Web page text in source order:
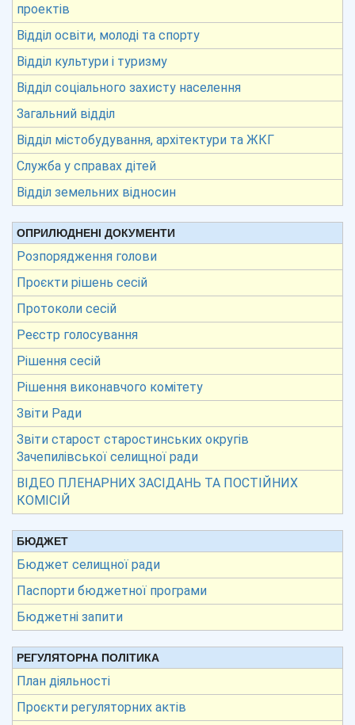
проектів
Відділ освіти, молоді та спорту
Відділ культури і туризму
Відділ соціального захисту населення
Загальний відділ
Відділ містобудування, архітектури та ЖКГ
Служба у справах дітей
Відділ земельних відносин
ОПРИЛЮДНЕНІ ДОКУМЕНТИ
Розпорядження голови
Проєкти рішень сесій
Протоколи сесій
Реєстр голосування
Рішення сесій
Рішення виконавчого комітету
Звіти Ради
Звіти старост старостинських округів
Зачепилівської селищної ради
ВІДЕО ПЛЕНАРНИХ ЗАСІДАНЬ ТА ПОСТІЙНИХ
КОМІСІЙ
БЮДЖЕТ
Бюджет селищної ради
Паспорти бюджетної програми
Бюджетні запити
РЕГУЛЯТОРНА ПОЛІТИКА
План діяльності
Проєкти регуляторних актів